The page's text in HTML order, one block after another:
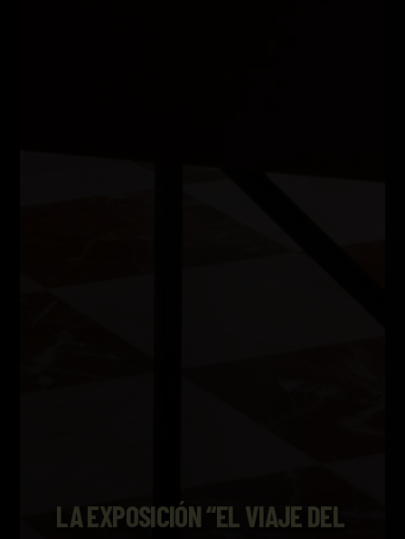
LA EXPOSICIÓN “EL VIAJE DEL